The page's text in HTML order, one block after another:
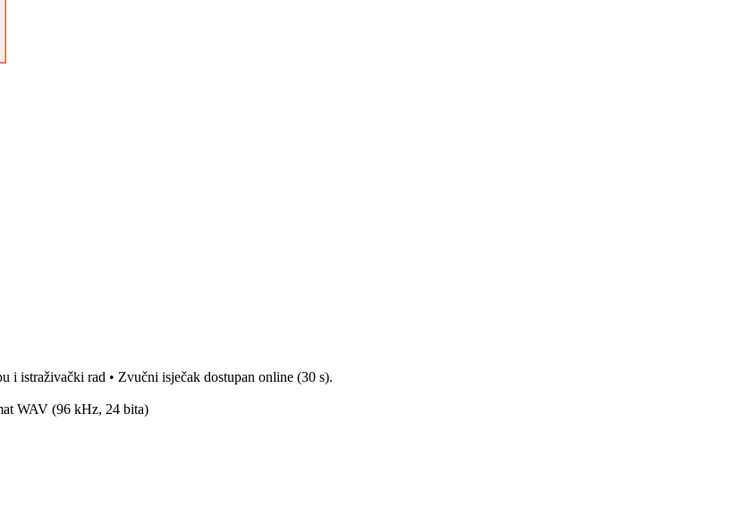
i istraživački rad • Zvučni isječak dostupan online (30 s).
WAV (96 kHz, 24 bita)